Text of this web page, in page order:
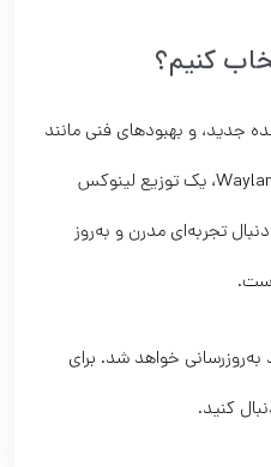
جدید، و بهبودهای فنی مانند
فشرده‌سازی Zstd و پشتیبانی از Wayland، یک توزیع لینوکس
تجربه‌ای مدرن و به‌روز
خواهد شد. برای
کنید.